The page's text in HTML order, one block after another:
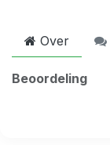
Over
Beoordeling